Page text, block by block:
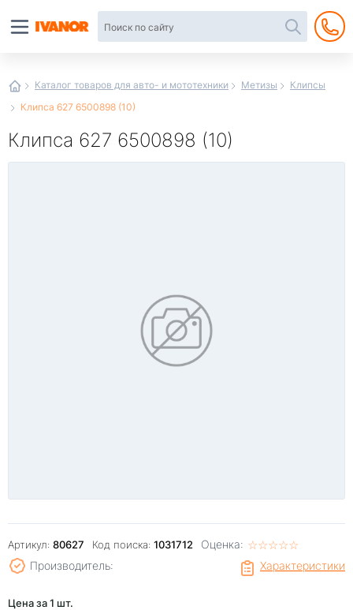
Каталог товаров для авто- и мототехники Метизы
Клипсы
Клипса 627 6500898 (10)
Клипса 627 6500898 (10)
Артикул: 80627 Код поиска: 1031712 Оценка: ☆☆☆☆☆
★★★★★
Характеристики
Производитель:
Цена за 1 шт.
интернет-